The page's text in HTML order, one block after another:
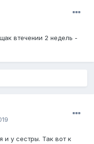
втечении 2 недель -
и у сестры. Так вот к